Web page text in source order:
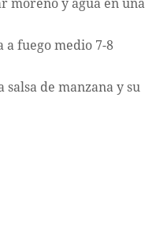
moreno y agua en una
a fuego medio 7-8
de manzana y su